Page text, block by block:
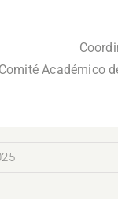
Comité Académico